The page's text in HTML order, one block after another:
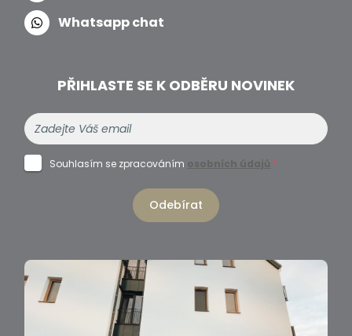
Whatsapp chat
PŘIHLASTE SE K ODBĚRU NOVINEK
Souhlasím se zpracováním osobních údajů *
Odebírat